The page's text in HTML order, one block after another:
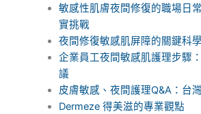
敏感性肌膚夜間修復的職場日
實挑戰
夜間修復敏感肌屏障的關鍵科
企業員工夜間敏感肌護理步驟
議
皮膚敏感、夜間護理Q&A：台
Dermeze 得美滋的專業觀點